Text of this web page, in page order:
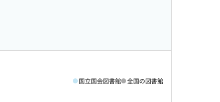
国立国会図書館 全国の図書館